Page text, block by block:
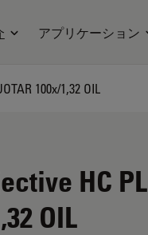
アプリケーション
100x/1,32 OIL
HC PL
OIL